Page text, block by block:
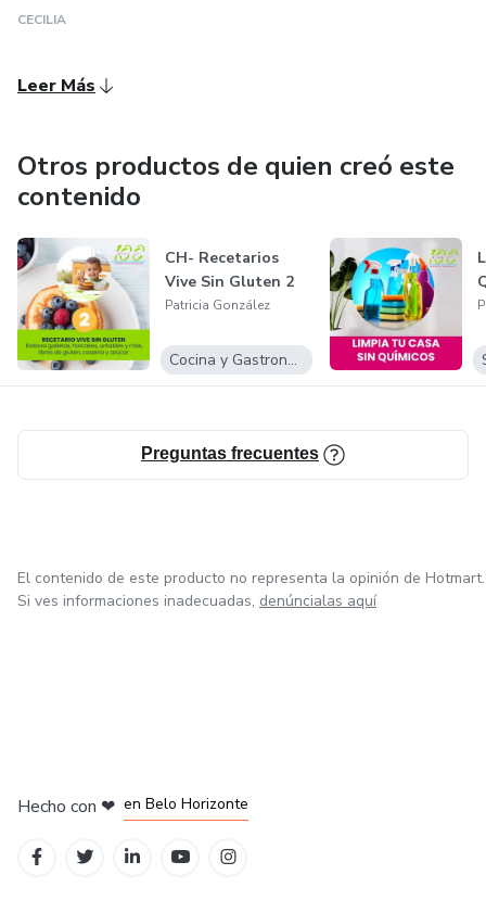
CECILIA
Leer Más
Otros productos de quien creó este
contenido
CH- Recetarios
Vive Sin Gluten 2
Patricia González
Cocina y Gastronomía
Preguntas frecuentes
El contenido de este producto no representa la opinión de Hotmart.
Si ves informaciones inadecuadas, denúncialas aquí
Hecho con ❤ en Belo Horizonte